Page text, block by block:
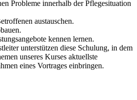
Probleme innerhalb der Pflegesituation
austauschen.
kennen lernen.
unterstützen diese Schulung, in dem
unseres Kurses aktuellste
eines Vortrages einbringen.